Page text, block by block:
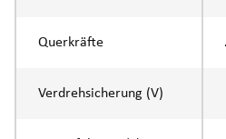
Querkräfte
Verdrehsicherung (V)